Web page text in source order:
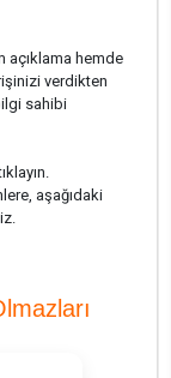
açıklama hemde
verdikten
sahibi
aşağıdaki